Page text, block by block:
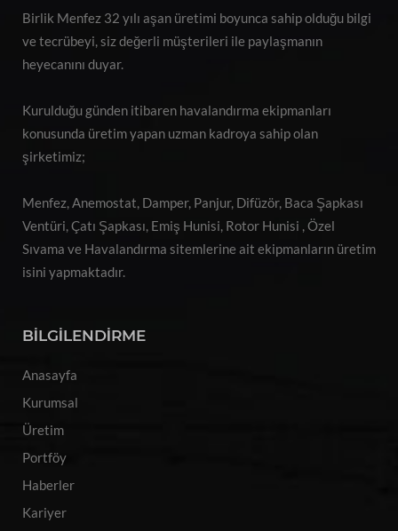
Birlik Menfez 32 yılı aşan üretimi boyunca sahip olduğu bilgi
ve tecrübeyi, siz değerli müşterileri ile paylaşmanın
heyecanını duyar.
Kurulduğu günden itibaren havalandırma ekipmanları
konusunda üretim yapan uzman kadroya sahip olan
şirketimiz;
Menfez, Anemostat, Damper, Panjur, Difüzör, Baca Şapkası
Ventüri, Çatı Şapkası, Emiş Hunisi, Rotor Hunisi , Özel
Sıvama ve Havalandırma sitemlerine ait ekipmanların üretim
isini yapmaktadır.
BİLGİLENDİRME
Anasayfa
Kurumsal
Üretim
Portföy
Haberler
Kariyer